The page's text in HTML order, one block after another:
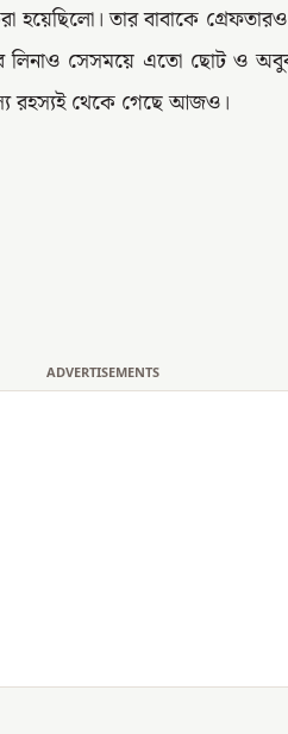
হয়েছিলো। তার বাবাকে
লিনাও সেসময়ে এতো ছোট ও
রহস্যই থেকে গেছে আজও।
ADVERTISEMENTS